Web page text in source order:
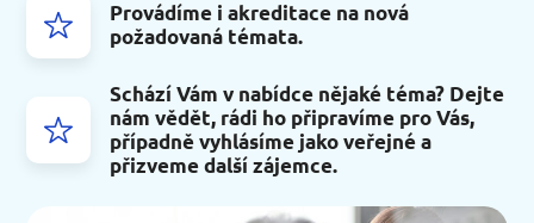
Provádíme i akreditace na nová
požadovaná témata.
Schází Vám v nabídce nějaké téma? Dejte
nám vědět, rádi ho připravíme pro Vás,
případně vyhlásíme jako veřejné a
přizveme další zájemce.